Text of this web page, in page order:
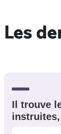
Les
Il trouve
PSEUDO*
VOTRE
Que